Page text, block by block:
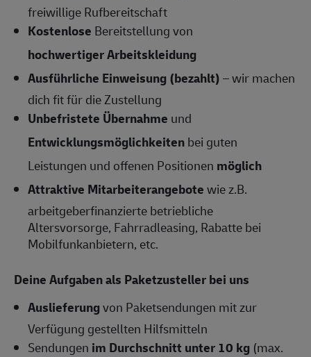
freiwillige Rufbereitschaft
Kostenlose Bereitstellung von
hochwertiger Arbeitskleidung
Ausführliche Einweisung (bezahlt)– wir machen
dich fit für die Zustellung
Unbefristete Übernahme und
Entwicklungsmöglichkeitenbei guten
Leistungen und offenen Positionen möglich
Attraktive Mitarbeiterangebotewie z.B.
arbeitgeberfinanzierte betriebliche
Altersvorsorge, Fahrradleasing, Rabatte bei
Mobilfunkanbietern, etc.
Deine Aufgaben als Paketzusteller bei uns
Auslieferungvon Paketsendungen mit zur
Verfügung gestellten Hilfsmitteln
Sendungen im Durchschnitt unter 10 kg (max.